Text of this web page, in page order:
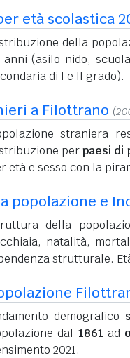
età scolastica
della
anni (asilo nido,
di I e II grado).
a Filottrano
straniera
perpaesi di
età e sesso con la
popolazione e
della
natalità,
strutturale.
demografico
dal 1861 ad
2021.